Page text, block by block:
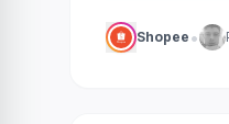
Shopee •